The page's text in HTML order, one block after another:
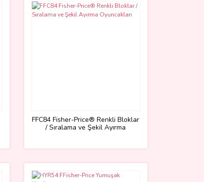
FFC84 Fisher-Price® Renkli Bloklar
/ Sıralama ve Şekil Ayırma